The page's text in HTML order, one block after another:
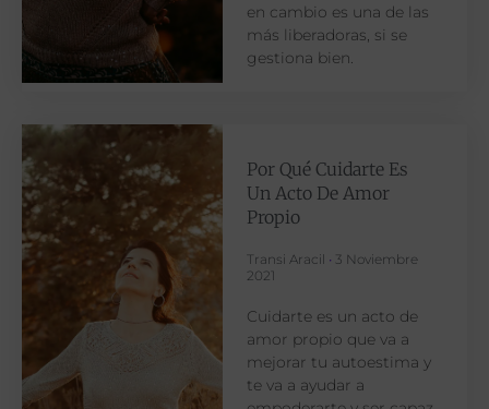
en cambio es una de las
más liberadoras, si se
gestiona bien.
Por Qué Cuidarte Es
Un Acto De Amor
Propio
Transi Aracil
3 Noviembre
2021
Cuidarte es un acto de
amor propio que va a
mejorar tu autoestima y
te va a ayudar a